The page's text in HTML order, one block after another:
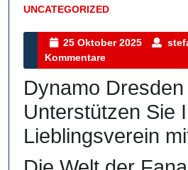
UNCATEGORIZED
Kategorie
25 Oktober 2025
25
2025
Kommentare
Dynamo
Unterstützen Sie
Lieblingsverein